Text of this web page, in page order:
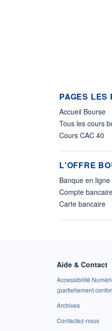
PAGES LES
Accueil Bourse
Tous les cours
Cours CAC 40
L'OFFRE
Banque en ligne
Compte
Carte bancaire
Aide & Contact
Accessibilité
(partiellement
Archives
Contactez-nous